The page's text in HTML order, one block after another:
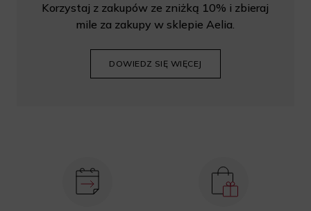
Korzystaj z zakupów ze zniżką 10% i zbieraj
mile za zakupy w sklepie Aelia.
DOWIEDZ SIĘ WIĘCEJ